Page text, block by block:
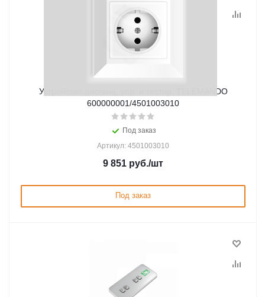
Устройство дистанц. упр. и тестир. TELEMANDO
600000001/4501003010
Под заказ
Артикул: 4501003010
9 851 руб./шт
Под заказ